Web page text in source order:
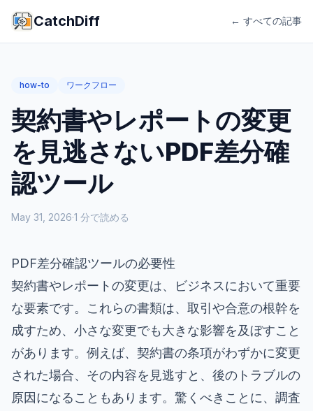
CatchDiff ← すべての記事
how-to ワークフロー
契約書やレポートの変更
を見逃さないPDF差分確
認ツール
May 31, 2026·1 分で読める
PDF差分確認ツールの必要性
契約書やレポートの変更は、ビジネスにおいて重要
な要素です。これらの書類は、取引や合意の根幹を
成すため、小さな変更でも大きな影響を及ぼすこと
があります。例えば、契約書の条項がわずかに変更
された場合、その内容を見逃すと、後のトラブルの
原因になることもあります。驚くべきことに、調査